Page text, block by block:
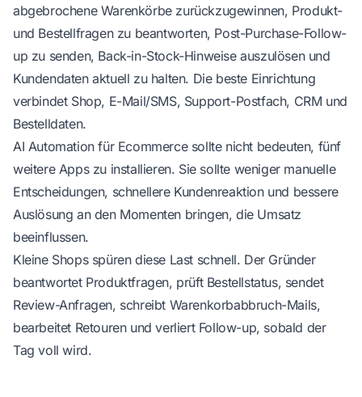
abgebrochene Warenkörbe zurückzugewinnen, Produkt-
und Bestellfragen zu beantworten, Post-Purchase-Follow-
up zu senden, Back-in-Stock-Hinweise auszulösen und
Kundendaten aktuell zu halten. Die beste Einrichtung
verbindet Shop, E-Mail/SMS, Support-Postfach, CRM und
Bestelldaten.
AI Automation für Ecommerce sollte nicht bedeuten, fünf
weitere Apps zu installieren. Sie sollte weniger manuelle
Entscheidungen, schnellere Kundenreaktion und bessere
Auslösung an den Momenten bringen, die Umsatz
beeinflussen.
Kleine Shops spüren diese Last schnell. Der Gründer
beantwortet Produktfragen, prüft Bestellstatus, sendet
Review-Anfragen, schreibt Warenkorbabbruch-Mails,
bearbeitet Retouren und verliert Follow-up, sobald der
Tag voll wird.